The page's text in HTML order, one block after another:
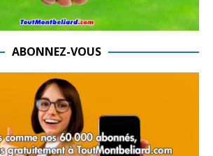
ABONNEZ-VOUS